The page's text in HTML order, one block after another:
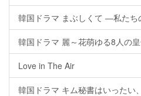
韓国ドラマ まぶしくて ―私た
韓国ドラマ 麗～花萌ゆる8人の
Love in The Air
韓国ドラマ キム秘書はいったい